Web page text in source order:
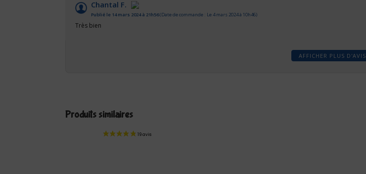
Chantal F.
Publié le 14 mars 2024 à 21h56(Date de commande : Le 4 mars 2024 à 10h46)
Très bien
AFFICHER PLUS D'AVIS
Produits similaires